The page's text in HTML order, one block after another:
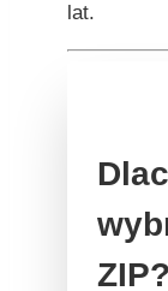
lat.
ZIP?